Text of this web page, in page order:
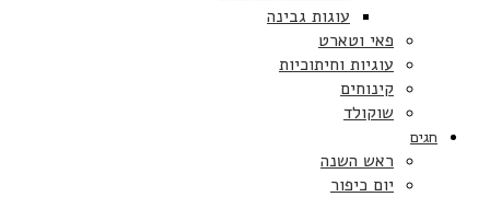
עוגות גבינה
פאי וטארט
עוגיות וחיתוכיות
קינוחים
שוקולד
חגים
ראש השנה
יום כיפור